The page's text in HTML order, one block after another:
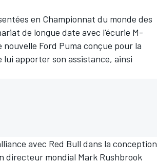
en Championnat du monde des
de longue date avec l'écurie M-
Ford Puma conçue pour la
lui apporter son assistance, ainsi
avec Red Bull dans la conception
directeur mondial Mark Rushbrook